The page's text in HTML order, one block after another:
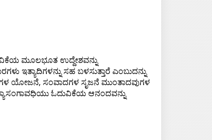
ಮೂಲಭೂತ ಉದ್ದೇಶವನ್ನು
ಇತ್ಯಾದಿಗಳನ್ನು ಸಹ ಬಳಸುತ್ತಾರೆ ಎಂಬುದನ್ನು
ಯೋಜನೆ, ಸಂವಾದಗಳ ಸೃಜನೆ ಮುಂತಾದವುಗಳ
ಓದುವಿಕೆಯ ಆನಂದವನ್ನು